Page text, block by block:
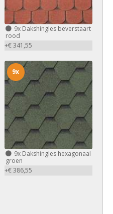
9xDakshingles beverstaart
rood
+€ 341,55
9xDakshingles hexagonaal
groen
+€ 386,55
9x